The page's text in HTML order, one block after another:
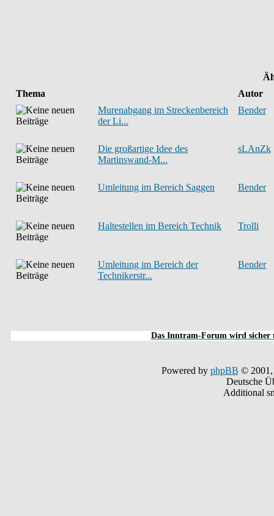
Thema
Autor
Murenabgang im Streckenbereich
der Li...
Bender
Die großartige Idee des
Martinswand-M...
sLAnZk
Umleitung im Bereich Saggen Bender
Haltestellen im Bereich Technik Trolli
Umleitung im Bereich der
Technikerstr...
Bender
Das Inntram-Forum wird sicher
Powered by phpBB © 2001,
Deutsche
Additional